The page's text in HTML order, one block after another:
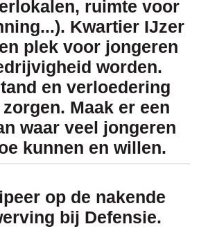
ruimte voor
Kwartier IJzer
plek voor jongeren
worden.
en verloedering
Maak er een
waar veel jongeren
kunnen en willen.
op de nakende
bij Defensie.